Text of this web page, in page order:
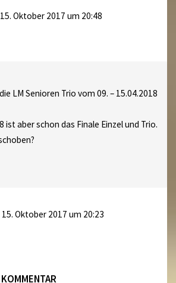
15. Oktober 2017 um 20:48
LM Senioren Trio vom 09. – 15.04.2018
ist aber schon das Finale Einzel und Trio.
15. Oktober 2017 um 20:23